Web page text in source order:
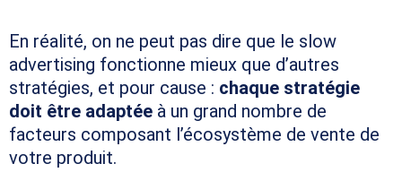
En réalité, on ne peut pas dire que le slow
advertising fonctionne mieux que d’autres
stratégies, et pour cause : chaque stratégie
doit être adaptée à un grand nombre de
facteurs composant l’écosystème de vente de
votre produit.